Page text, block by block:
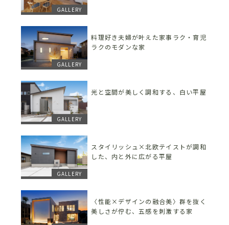
GALLERY
GALLERY
料理好き夫婦が叶えた家事ラク・育児
ラクのモダンな家
GALLERY
光と空間が美しく調和する、白い平屋
GALLERY
スタイリッシュ×北欧テイストが調和
した、内と外に広がる平屋
〈性能×デザインの融合美〉群を抜く
美しさが佇む、五感を刺激する家